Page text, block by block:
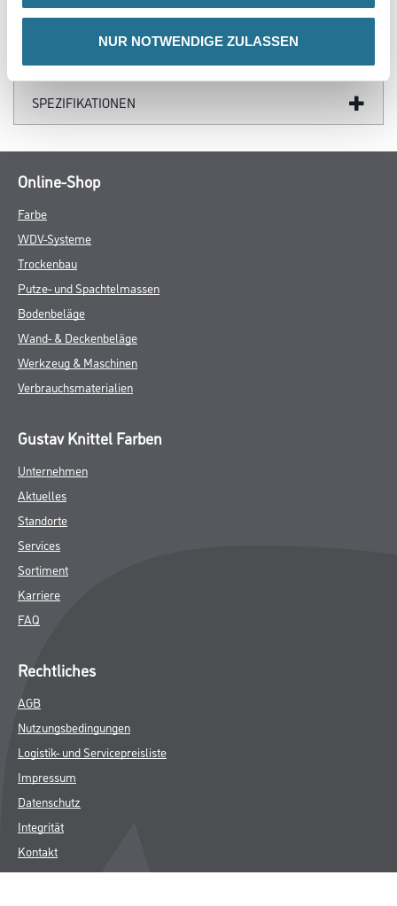
NUR NOTWENDIGE ZULASSEN
GEFAHRENHINWEISE
SPEZIFIKATIONEN
Online-Shop
Farbe
WDV-Systeme
Trockenbau
Putze- und Spachtelmassen
Bodenbeläge
Wand- & Deckenbeläge
Werkzeug & Maschinen
Verbrauchsmaterialien
Gustav Knittel Farben
Unternehmen
Aktuelles
Standorte
Services
Sortiment
Karriere
FAQ
Rechtliches
AGB
Nutzungsbedingungen
Logistik- und Servicepreisliste
Impressum
Datenschutz
Integrität
Kontakt